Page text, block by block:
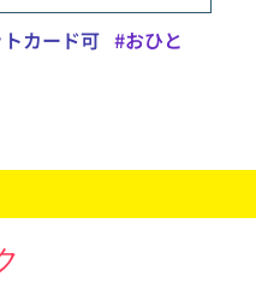
カード可 #おひと